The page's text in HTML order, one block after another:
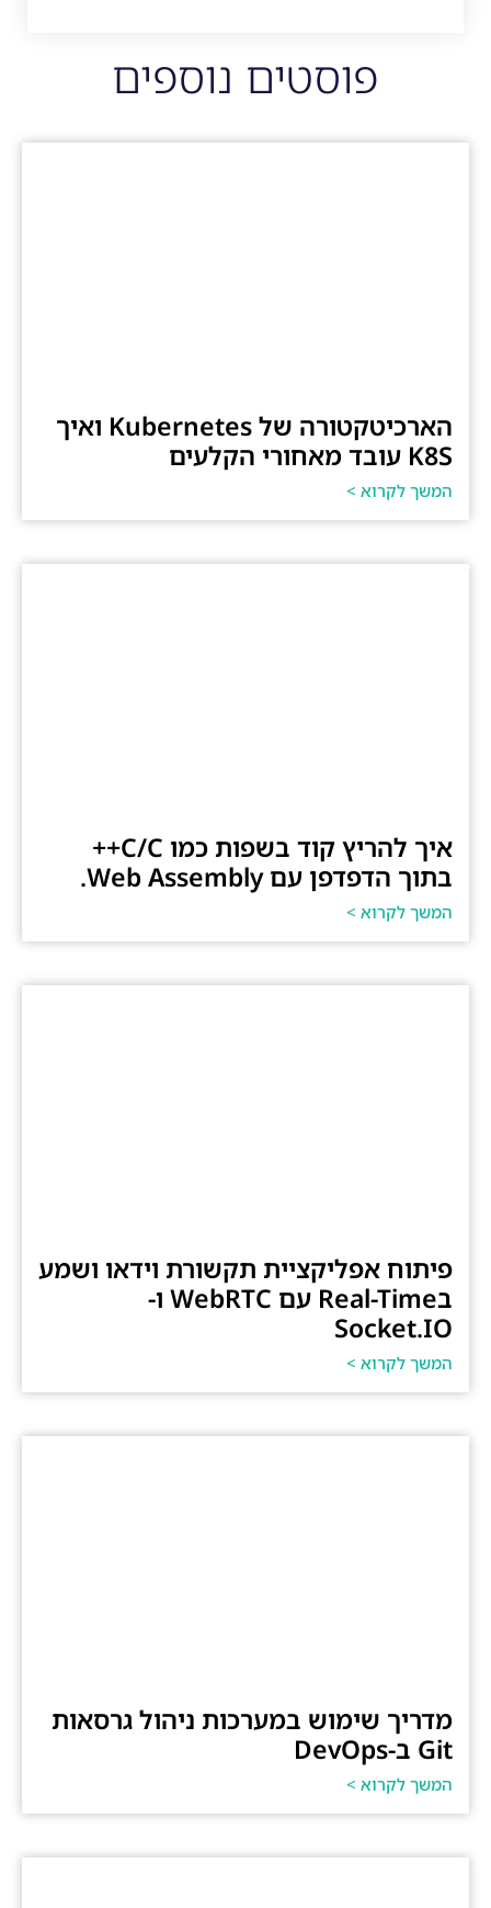
פוסטים נוספים
הארכיטקטורה של Kubernetes ואיך
K8S עובד מאחורי הקלעים
המשך לקרוא >
איך להריץ קוד בשפות כמו C/C++
בתוך הדפדפן עם Web Assembly.
המשך לקרוא >
פיתוח אפליקציית תקשורת וידאו ושמע
בReal-Time עם WebRTC ו-
Socket.IO
המשך לקרוא >
מדריך שימוש במערכות ניהול גרסאות
Git ב-DevOps
המשך לקרוא >